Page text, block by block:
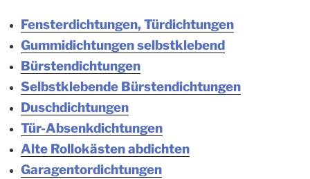
Fensterdichtungen, Türdichtungen
Gummidichtungen selbstklebend
Bürstendichtungen
Selbstklebende Bürstendichtungen
Duschdichtungen
Tür-Absenkdichtungen
Alte Rollokästen abdichten
Garagentordichtungen